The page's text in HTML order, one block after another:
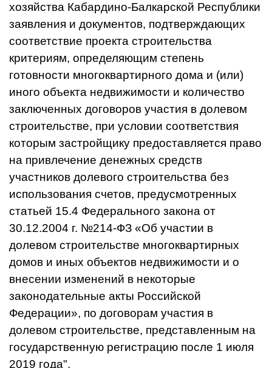
хозяйства Кабардино-Балкарской Республики
заявления и документов, подтверждающих
соответствие проекта строительства
критериям, определяющим степень
готовности многоквартирного дома и (или)
иного объекта недвижимости и количество
заключенных договоров участия в долевом
строительстве, при условии соответствия
которым застройщику предоставляется право
на привлечение денежных средств
участников долевого строительства без
использования счетов, предусмотренных
статьей 15.4 Федерального закона от
30.12.2004 г. №214-ФЗ «Об участии в
долевом строительстве многоквартирных
домов и иных объектов недвижимости и о
внесении изменений в некоторые
законодательные акты Российской
Федерации», по договорам участия в
долевом строительстве, представленным на
государственную регистрацию после 1 июля
2019 года".